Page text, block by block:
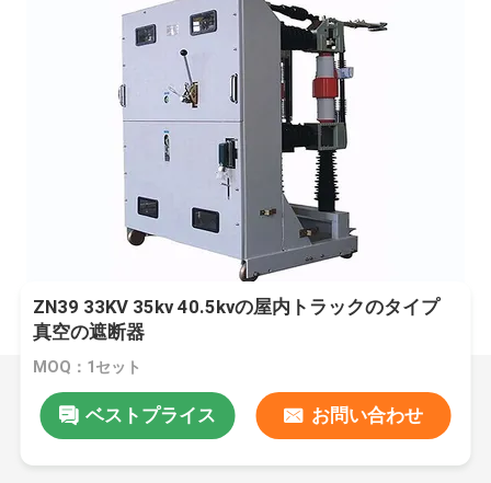
ZN39 33KV 35kv 40.5kvの屋内トラックのタイプ
真空の遮断器
MOQ：1セット
ベストプライス お問い合わせ